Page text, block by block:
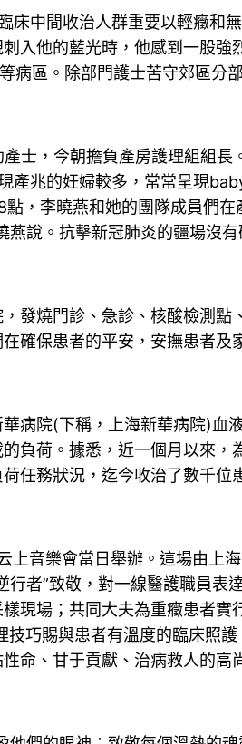
中間收治人群重要以輕癥和
入他的藍光時，他感到一股
病區。除部門護士苦守郊區分
士，今朝擔負產房護理組組
產兆的妊婦較多，常常呈現
，李曉燕和她的團隊成員們
說。抗擊新冠肺炎的疆場沒
發燒門診、急診、核酸檢測
確保患者的平安，安撫患者及
病院(下稱，上海新華病院)
負荷。據悉，近一個月以來
任務狀況，迄今收治了數千
音樂會當日舉辦。這場由上
行者”致敬，對一線醫護職員
現場；共同大夫為重癥患者
巧賜與患者有溫度的臨床照
命、甘于貢獻、治病救人的高